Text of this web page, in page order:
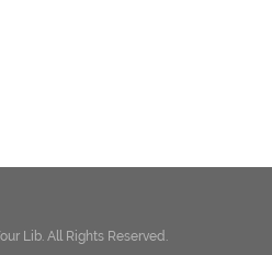
Lib. All Rights Reserved.